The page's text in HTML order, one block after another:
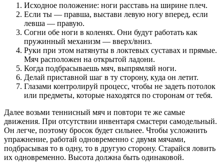
Исходное положение: ноги расставь на ширине плеч.
Если ты — правша, выстави левую ногу вперед, если
левша — правую.
Согни обе ноги в коленях. Они будут работать как
пружинный механизм — вверх/вниз.
Руки при этом натянуты в локтевых суставах и прямые.
Мяч расположен на открытой ладони.
Когда подбрасываешь мяч, выпрямляй ноги.
Делай приставной шаг в ту сторону, куда он летит.
Глазами контролируй процесс, чтобы не задеть потолок
или предметы, которые находятся по сторонам от тебя.
Далее возьми теннисный мяч и повтори те же самые
движения. При отсутствии инвентаря смастери самодельный.
Он легче, поэтому бросок будет сильнее. Чтобы усложнить
упражнение, работай одновременно с двумя мячами,
подбрасывая то в одну, то в другую сторону. Старайся ловить
их одновременно. Высота должна быть одинаковой.